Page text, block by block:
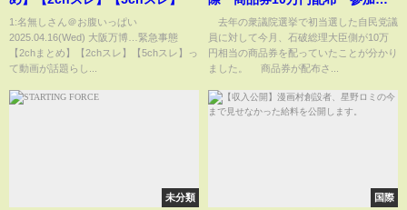
1:名無しさん＠お腹いっぱい
2025.04.16(Wed) 大阪万博…緊急事態
【2chまとめ】【2chスレ】【5chスレ】っ
て動画が話題らし...
は返却 関係者(2025年3月13日)
去年の衆議院選挙で初当選した自民党議
員に対して今月、石破総理大臣側が10万
円相当の商品券を配っていたことが分かり
ました。 商品券が配布さ...
未分類 国際